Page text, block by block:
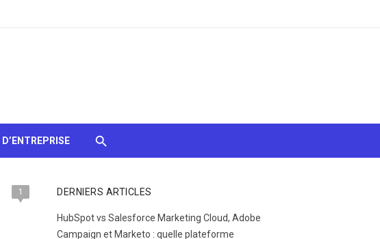
1 DERNIERS ARTICLES
HubSpot vs Salesforce Marketing Cloud, Adobe
Campaign et Marketo : quelle plateforme